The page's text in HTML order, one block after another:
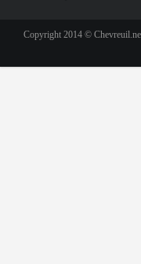
Copyright 2014 ©